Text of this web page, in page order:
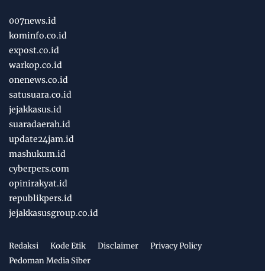
007news.id
kominfo.co.id
expost.co.id
warkop.co.id
onenews.co.id
satusuara.co.id
jejakkasus.id
suaradaerah.id
update24jam.id
mashukum.id
cyberpers.com
opinirakyat.id
republikpers.id
jejakkasusgroup.co.id
Redaksi Kode Etik Disclaimer
Privacy Policy
Pedoman Media Siber